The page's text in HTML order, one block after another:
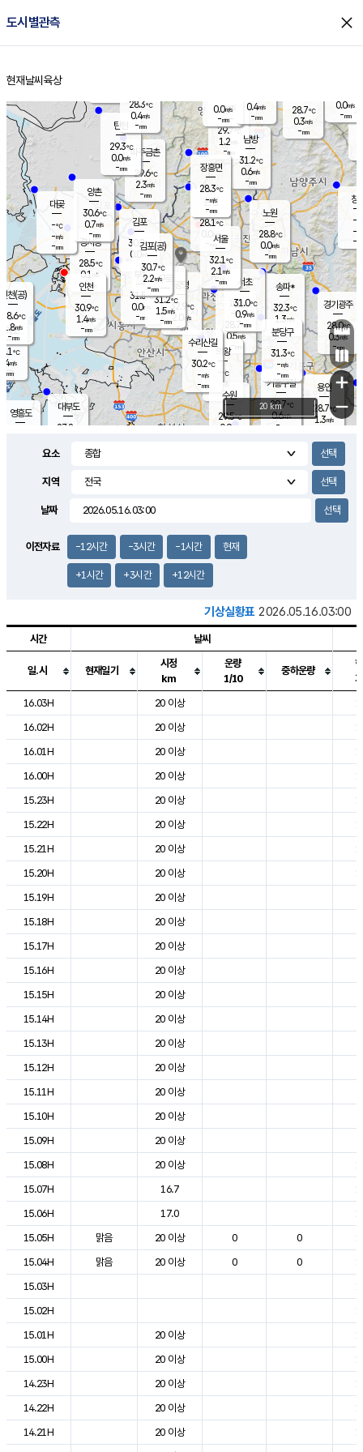
도시별관측 close
홈
현재날씨 육상
의도
℃
m/s
mm
영흥도
양주
29.7℃
1.2
-mm
과천
28.7℃
0.5m/s
- mm
용인
28.7℃
1.3m/s
경기광주
28.0℃
0.3m/s
-mm
0.7m/s
대부도
27.8
경서동
28.5℃
0.1 m/s
-mm
파주금촌
29.6℃
2.3m/s
-mm
28.7℃
0.3m/s
-mm
대곶
-℃
-m/s
-mm
창
-
-m/
-
탄현
29.3℃
0.0m/s
-mm
0.0m/s
-mm
의왕
- ℃
m/s
mm
김포
30.2℃
0.0 m/s
mm
광명
32.9 ℃
2.0 m/s
-mm
부천
31.5℃
0.0m/s
-mm
양촌
30.6℃
0.7m/s
-mm
구로
31.2℃
1.5m/s
-mm
은평
28.1℃
0.0 m/s
- mm
노원
28.8℃
0.0m/s
-mm
송파*
32.3℃
1.3m/s
-mm
서초
31.0℃
0.9m/s
-mm
남방
31.2℃
0.6m/s
-mm
기흥구갈
29.7℃
0.6m/s
-
수리산길
30.2℃
-m/s
-mm
분당구
31.3℃
-m/s
-mm
장흥면
28.3℃
-m/s
-mm
0.0m/s
-mm
인천(공)
28.6℃
1.8m/s
-mm
김포(공)
30.7℃
2.2m/s
-mm
수원
29.5℃
0.9m/s
인천
30.9℃
1.4m/s
-mm
서울
32.1℃
2.1 m/s
-mm
28.3℃
0.4m/s
-mm
0.4m/s
-mm
+
−
20 km
요소
지역
날짜
이전자료 -12시간 -3시간 -1시간 현재
+1시간 +3시간 +12시간
기상실황표 2026.05.16.03:00
도시별 기상실황표로 지점, 날씨, 기온, 강수, 바람, 기압등을 안내한 표입
시간 날씨
일.시 현재일기
시정
km
운량
1/10
중하운량
16.03H
20 이상
16.02H
20 이상
16.01H
20 이상
16.00H
20 이상
15.23H
20 이상
15.22H
20 이상
15.21H
20 이상
15.20H
20 이상
15.19H
20 이상
15.18H
20 이상
15.17H
20 이상
15.16H
20 이상
15.15H
20 이상
15.14H
20 이상
15.13H
20 이상
15.12H
20 이상
15.11H
20 이상
15.10H
20 이상
15.09H
20 이상
15.08H
20 이상
15.07H
16.7
15.06H
17.0
15.05H
맑음 20 이상 0 0
15.04H
맑음 20 이상 0 0
15.03H
15.02H
15.01H
20 이상
15.00H
20 이상
14.23H
20 이상
14.22H
20 이상
14.21H
20 이상